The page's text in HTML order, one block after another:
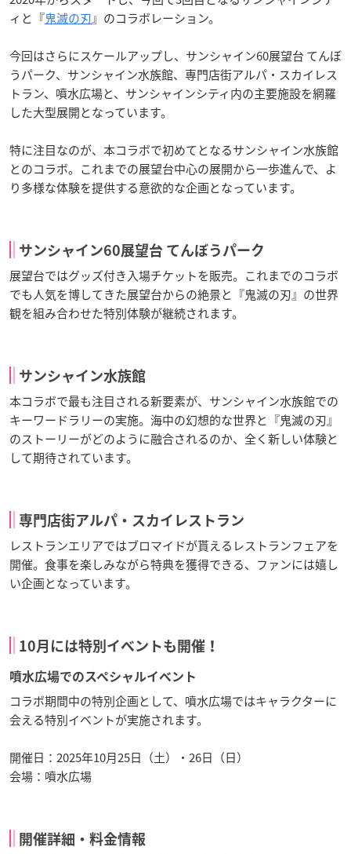
ィと『鬼滅の刃』のコラボレーション。
今回はさらにスケールアップし、サンシャイン60展望台 てんぼ
うパーク、サンシャイン水族館、専門店街アルパ・スカイレス
トラン、噴水広場と、サンシャインシティ内の主要施設を網羅
した大型展開となっています。
特に注目なのが、本コラボで初めてとなるサンシャイン水族館
とのコラボ。これまでの展望台中心の展開から一歩進んで、よ
り多様な体験を提供する意欲的な企画となっています。
サンシャイン60展望台 てんぼうパーク
展望台ではグッズ付き入場チケットを販売。これまでのコラボ
でも人気を博してきた展望台からの絶景と『鬼滅の刃』の世界
観を組み合わせた特別体験が継続されます。
サンシャイン水族館
本コラボで最も注目される新要素が、サンシャイン水族館での
キーワードラリーの実施。海中の幻想的な世界と『鬼滅の刃』
のストーリーがどのように融合されるのか、全く新しい体験と
して期待されています。
専門店街アルパ・スカイレストラン
レストランエリアではブロマイドが貰えるレストランフェアを
開催。食事を楽しみながら特典を獲得できる、ファンには嬉し
い企画となっています。
10月には特別イベントも開催！
噴水広場でのスペシャルイベント
コラボ期間中の特別企画として、噴水広場ではキャラクターに
会える特別イベントが実施されます。
開催日：2025年10月25日（土）・26日（日）
会場：噴水広場
開催詳細・料金情報